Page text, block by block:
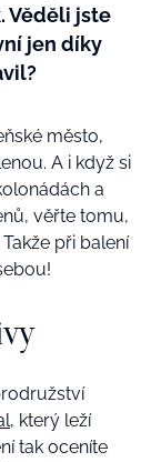
Věděli jste
jen díky
město,
A i když si
a
věřte tomu,
při balení
, který leží
tak oceníte